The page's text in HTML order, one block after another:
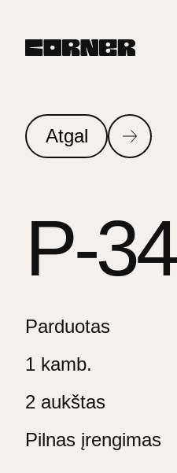
Atgal
P-34
Parduotas
1 kamb.
2 aukštas
Pilnas įrengimas